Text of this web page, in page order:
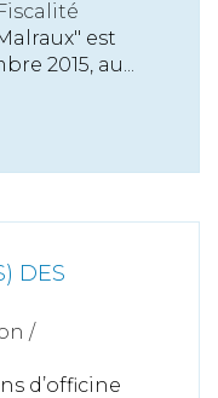
est
2015, au...
DES
/
d’officine